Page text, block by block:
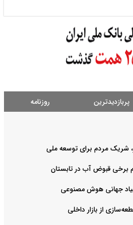
پربازدیدترین روزنامه
شریک مردم برای توسعه ملی
برخی قبوض آب در تابستان
جهانی هوش مصنوعی
از بازار داخلی